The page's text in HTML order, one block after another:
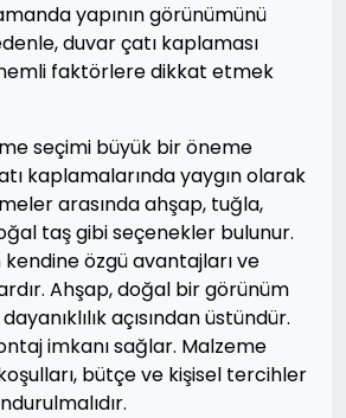
yapının görünümünü
duvar çatı kaplaması
faktörlere dikkat etmek
seçimi büyük bir öneme
kaplamalarında yaygın olarak
arasında ahşap, tuğla,
taş gibi seçenekler bulunur.
özgü avantajları ve
Ahşap, doğal bir görünüm
açısından üstündür.
imkanı sağlar. Malzeme
bütçe ve kişisel tercihler